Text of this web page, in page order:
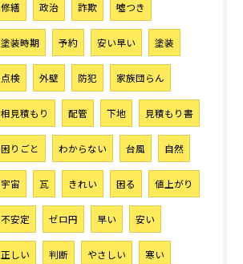
修繕 政治 詐欺 噓つき
塗装時期 予約 安い早い 塗装
点検 外壁 防犯 家族団らん
相見積もり 配管 下地 見積もり書
困りごと わからない 台風 自然
宇宙 瓦 きれい 困る 値上がり
不安定 ゼロ円 早い 安い
正しい 判断 やさしい 寒い